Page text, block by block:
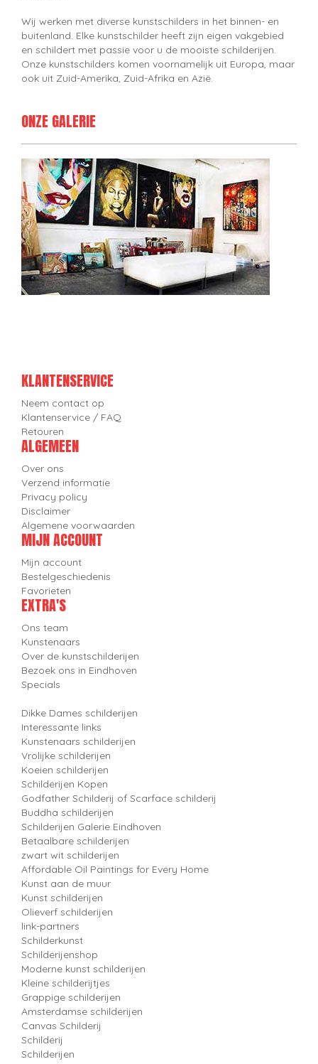
Wij werken met diverse kunstschilders in het binnen- en
buitenland. Elke kunstschilder heeft zijn eigen vakgebied
en schildert met passie voor u de mooiste schilderijen.
Onze kunstschilders komen voornamelijk uit Europa, maar
ook uit Zuid-Amerika, Zuid-Afrika en Azië.
ONZE GALERIE
KLANTENSERVICE
Neem contact op
Klantenservice / FAQ
Retouren
ALGEMEEN
Over ons
Verzend informatie
Privacy policy
Disclaimer
Algemene voorwaarden
MIJN ACCOUNT
Mijn account
Bestelgeschiedenis
Favorieten
EXTRA'S
Ons team
Kunstenaars
Over de kunstschilderijen
Bezoek ons in Eindhoven
Specials
Dikke Dames schilderijen
Interessante links
Kunstenaars schilderijen
Vrolijke schilderijen
Koeien schilderijen
Schilderijen Kopen
Godfather Schilderij of Scarface schilderij
Buddha schilderijen
Schilderijen Galerie Eindhoven
Betaalbare schilderijen
zwart wit schilderijen
Affordable Oil Paintings for Every Home
Kunst aan de muur
Kunst schilderijen
Olieverf schilderijen
link-partners
Schilderkunst
Schilderijenshop
Moderne kunst schilderijen
Kleine schilderijtjes
Grappige schilderijen
Amsterdamse schilderijen
Canvas Schilderij
Schilderij
Schilderijen